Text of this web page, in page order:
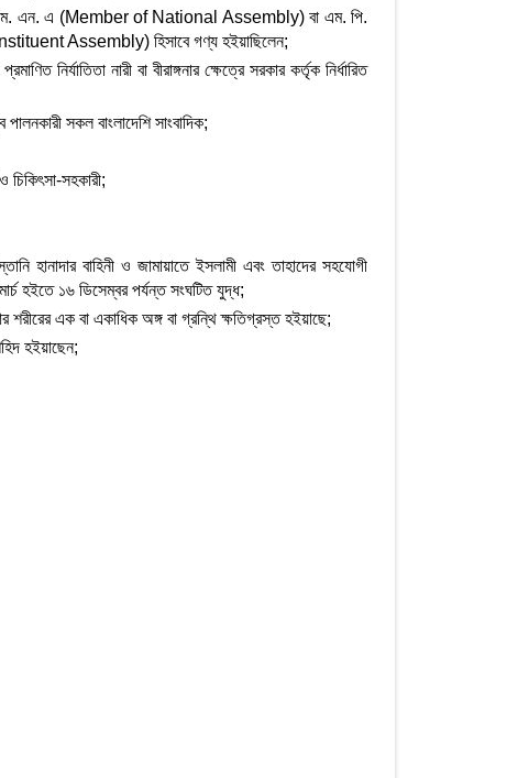
এম. এন. এ (Member of National Assembly) বা এম. পি.
Assembly) হিসাবে গণ্য হইয়াছিলেন;
নির্যাতিতা নারী বা বীরাঙ্গনার ক্ষেত্রে সরকার কর্তৃক নির্ধারিত
সকল বাংলাদেশি সাংবাদিক;
সহকারী;
হানাদার বাহিনী ও জামায়াতে ইসলামী এবং তাহাদের সহযোগী
হইতে ১৬ ডিসেম্বর পর্যন্ত সংঘটিত যুদ্ধ;
এক বা একাধিক অঙ্গ বা গ্রন্থি ক্ষতিগ্রস্ত হইয়াছে;
হইয়াছেন;